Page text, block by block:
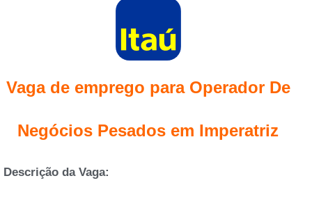
Vaga de emprego para Operador De
Negócios Pesados em Imperatriz
Descrição da Vaga: